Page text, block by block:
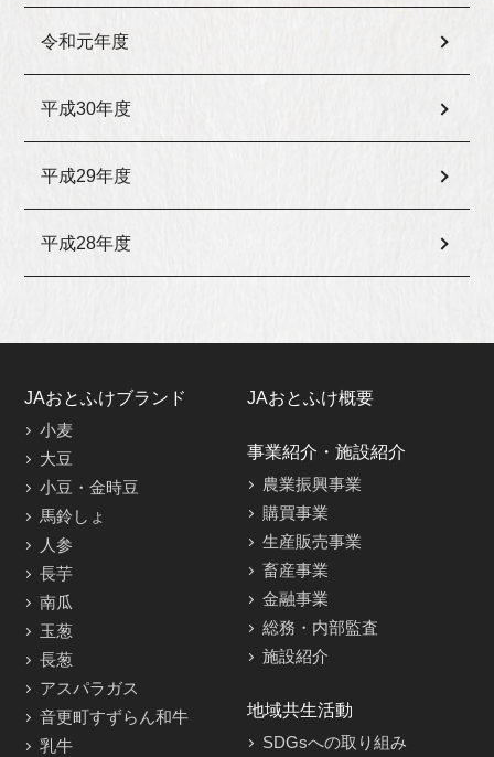
令和元年度
平成30年度
平成29年度
平成28年度
JAおとふけブランド
小麦
大豆
小豆・金時豆
馬鈴しょ
人参
長芋
南瓜
玉葱
長葱
アスパラガス
音更町すずらん和牛
乳牛
JAおとふけ概要
事業紹介・施設紹介
農業振興事業
購買事業
生産販売事業
畜産事業
金融事業
総務・内部監査
施設紹介
地域共生活動
SDGsへの取り組み